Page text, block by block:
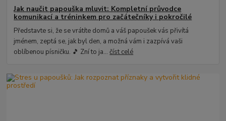
Jak naučit papouška mluvit: Kompletní průvodce
komunikací a tréninkem pro začátečníky i pokročilé
Představte si, že se vrátíte domů a váš papoušek vás přivítá
jménem, zeptá se, jak byl den, a možná vám i zazpívá vaši
oblíbenou písničku. 🎵 Zní to ja...číst celé